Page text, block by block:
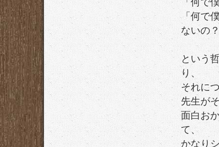
「何で
ないの
という
り、
それに
先生が
面白お
て、
かなり